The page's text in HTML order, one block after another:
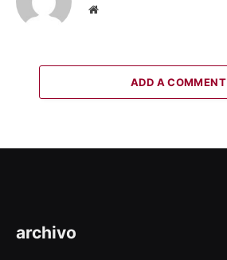
Website
ADD A COMMENT
archivo